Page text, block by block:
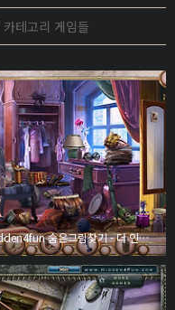
카테고리 게임들
Hidden4fun 숨은그림찾기 - 더 인챈티드 시티 (The Enchanted City)